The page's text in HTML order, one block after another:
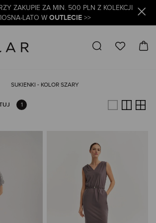
ZAKUPIE ZA MIN. 500 PLN Z KOLEKCJI
LATO W OUTLECIE>>
SUKIENKI - KOLOR SZARY
1